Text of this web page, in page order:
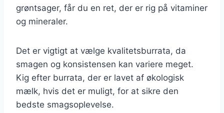
grøntsager, får du en ret, der er rig på vitaminer
og mineraler.
Det er vigtigt at vælge kvalitetsburrata, da
smagen og konsistensen kan variere meget.
Kig efter burrata, der er lavet af økologisk
mælk, hvis det er muligt, for at sikre den
bedste smagsoplevelse.